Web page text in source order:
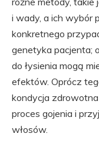
i wady, a ich wybór
konkretnego
genetyka pacjenta;
do łysienia mogą
efektów. Oprócz
kondycja
proces gojenia i
włosów.